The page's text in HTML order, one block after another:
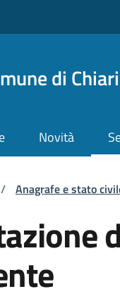
di Chiari
Novità
pane
/ Anagrafe e stato